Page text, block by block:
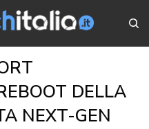
DELLA
NEXT-GEN